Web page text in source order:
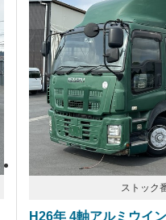
ストック
H26年 4軸アルミウイ